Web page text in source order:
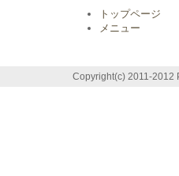
トップページ
メニュー
Copyright(c) 2011-2012